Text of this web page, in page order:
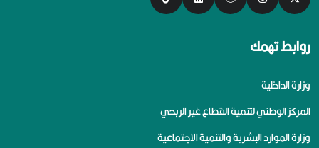
روابط تهمك
وزارة الداخلية
المركز الوطني لتنمية القطاع غير الربحي
وزارة الموارد البشرية والتنمية الاجتماعية